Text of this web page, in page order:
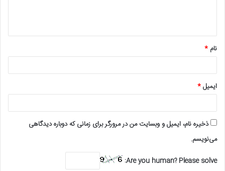
*
نام *
ایمیل*
ذخیره نام، ایمیل و وبسایت من در مرورگر برای زمانی که دوباره دیدگاهی
می‌نویسم.
Are you human? Please solve: